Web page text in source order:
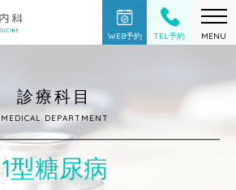
WEB予約 TEL予約 MENU
診療科目
MEDICAL DEPARTMENT
1型糖尿病